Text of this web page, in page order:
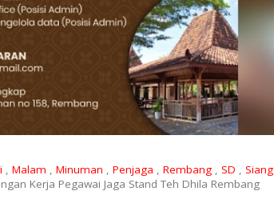
, Malam , Minuman , Penjaga , Rembang , SD , Siang
Kerja Pegawai Jaga Stand Teh Dhila Rembang